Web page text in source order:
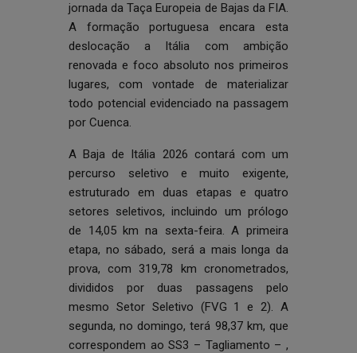
jornada da Taça Europeia de Bajas da FIA.
A formação portuguesa encara esta
deslocação a Itália com ambição
renovada e foco absoluto nos primeiros
lugares, com vontade de materializar
todo potencial evidenciado na passagem
por Cuenca.
A Baja de Itália 2026 contará com um
percurso seletivo e muito exigente,
estruturado em duas etapas e quatro
setores seletivos, incluindo um prólogo
de 14,05 km na sexta-feira. A primeira
etapa, no sábado, será a mais longa da
prova, com 319,78 km cronometrados,
divididos por duas passagens pelo
mesmo Setor Seletivo (FVG 1 e 2). A
segunda, no domingo, terá 98,37 km, que
correspondem ao SS3 – Tagliamento – ,